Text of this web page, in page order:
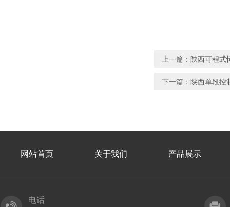
上一篇： 陕西可程式
下一篇： 陕西单段控
网站首页 关于我们 产品展示
电话